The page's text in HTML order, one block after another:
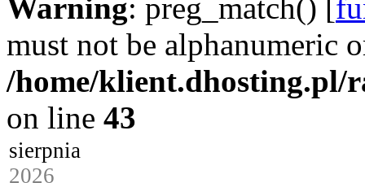
Warning: preg_match() [
must not be alphanumeric
/home/klient.dhosting.pl/
on line 43
sierpnia
2026